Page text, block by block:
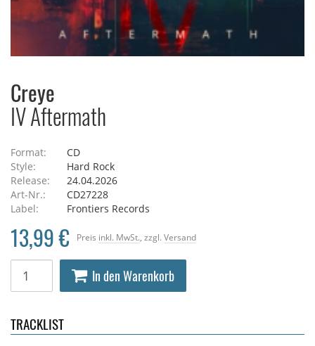
Creye
IV Aftermath
Format:
CD
Style:
Hard Rock
Release:
24.04.2026
Art-Nr.:
CD27228
Label:
Frontiers Records
Preis inkl. MwSt. , zzgl. Versand
13,99 €
In den Warenkorb
TRACKLIST